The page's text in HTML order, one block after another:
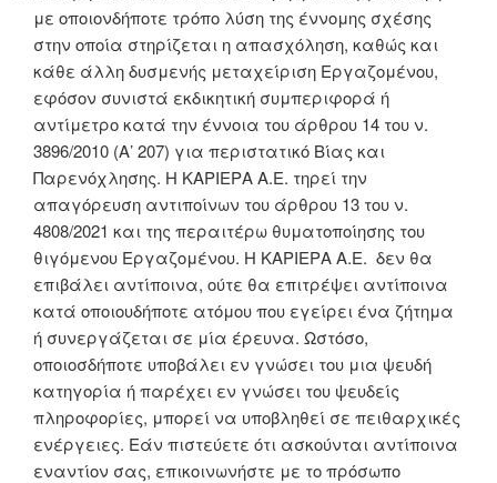
με οποιονδήποτε τρόπο λύση της έννομης σχέσης
στην οποία στηρίζεται η απασχόληση, καθώς και
κάθε άλλη δυσμενής μεταχείριση Εργαζομένου,
εφόσον συνιστά εκδικητική συμπεριφορά ή
αντίμετρο κατά την έννοια του άρθρου 14 του ν.
3896/2010 (Α’ 207) για περιστατικό Βίας και
Παρενόχλησης. Η ΚΑΡΙΕΡΑ Α.Ε. τηρεί την
απαγόρευση αντιποίνων του άρθρου 13 του ν.
4808/2021 και της περαιτέρω θυματοποίησης του
θιγόμενου Εργαζομένου. Η ΚΑΡΙΕΡΑ Α.Ε. δεν θα
επιβάλει αντίποινα, ούτε θα επιτρέψει αντίποινα
κατά οποιουδήποτε ατόμου που εγείρει ένα ζήτημα
ή συνεργάζεται σε μία έρευνα. Ωστόσο,
οποιοσδήποτε υποβάλει εν γνώσει του μια ψευδή
κατηγορία ή παρέχει εν γνώσει του ψευδείς
πληροφορίες, μπορεί να υποβληθεί σε πειθαρχικές
ενέργειες. Εάν πιστεύετε ότι ασκούνται αντίποινα
εναντίον σας, επικοινωνήστε με το πρόσωπο